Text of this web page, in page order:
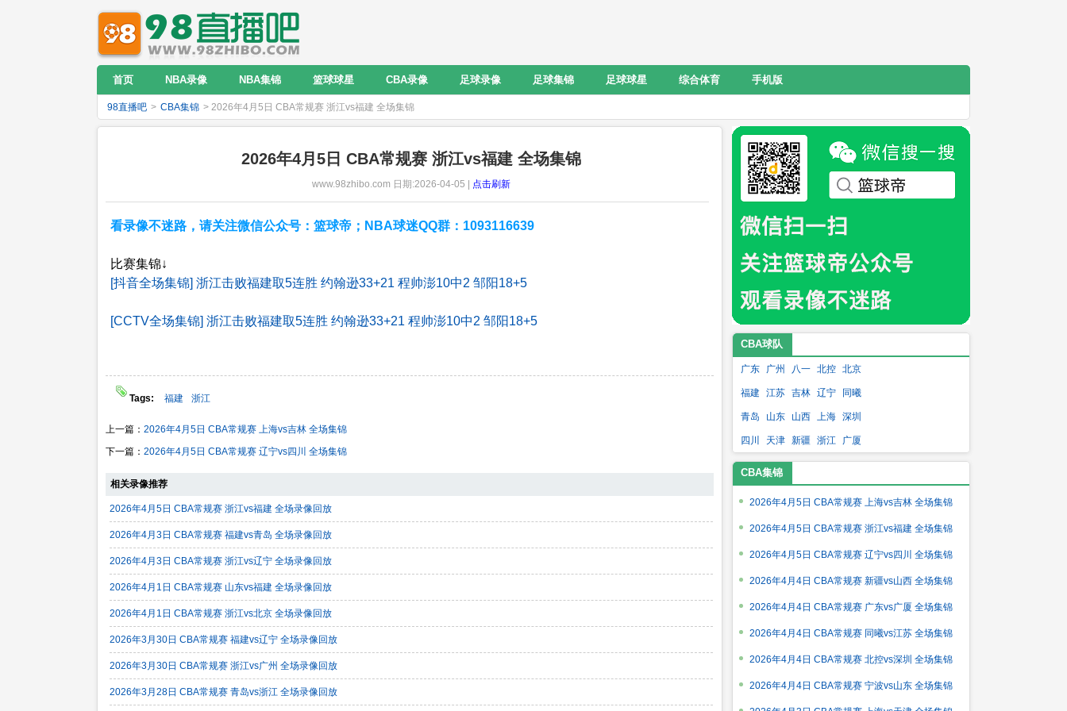
首页 NBA录像 NBA集锦 篮球球星 CBA录像 足球录像 足球集锦 足球球星 综合体育 手机版
98直播吧 > CBA集锦 > 2026年4月5日 CBA常规赛 浙江vs福建 全场集锦
2026年4月5日 CBA常规赛 浙江vs福建 全场集锦
www.98zhibo.com 日期:2026-04-05 | 点击刷新
看录像不迷路，请关注微信公众号：篮球帝；NBA球迷QQ群：1093116639
比赛集锦↓
[抖音全场集锦] 浙江击败福建取5连胜 约翰逊33+21 程帅澎10中2 邹阳18+5
[CCTV全场集锦] 浙江击败福建取5连胜 约翰逊33+21 程帅澎10中2 邹阳18+5
Tags: 福建 浙江
上一篇： 2026年4月5日 CBA常规赛 上海vs吉林 全场集锦
下一篇： 2026年4月5日 CBA常规赛 辽宁vs四川 全场集锦
相关录像推荐
2026年4月5日 CBA常规赛 浙江vs福建 全场录像回放
2026年4月3日 CBA常规赛 福建vs青岛 全场录像回放
2026年4月3日 CBA常规赛 浙江vs辽宁 全场录像回放
2026年4月1日 CBA常规赛 山东vs福建 全场录像回放
2026年4月1日 CBA常规赛 浙江vs北京 全场录像回放
2026年3月30日 CBA常规赛 福建vs辽宁 全场录像回放
2026年3月30日 CBA常规赛 浙江vs广州 全场录像回放
2026年3月28日 CBA常规赛 青岛vs浙江 全场录像回放
CBA球队
广东 广州 八一 北控 北京
福建 江苏 吉林 辽宁 同曦
青岛 山东 山西 上海 深圳
四川 天津 新疆 浙江 广厦
CBA集锦
2026年4月5日 CBA常规赛 上海vs吉林 全场集锦
2026年4月5日 CBA常规赛 浙江vs福建 全场集锦
2026年4月5日 CBA常规赛 辽宁vs四川 全场集锦
2026年4月4日 CBA常规赛 新疆vs山西 全场集锦
2026年4月4日 CBA常规赛 广东vs广厦 全场集锦
2026年4月4日 CBA常规赛 同曦vs江苏 全场集锦
2026年4月4日 CBA常规赛 北控vs深圳 全场集锦
2026年4月4日 CBA常规赛 宁波vs山东 全场集锦